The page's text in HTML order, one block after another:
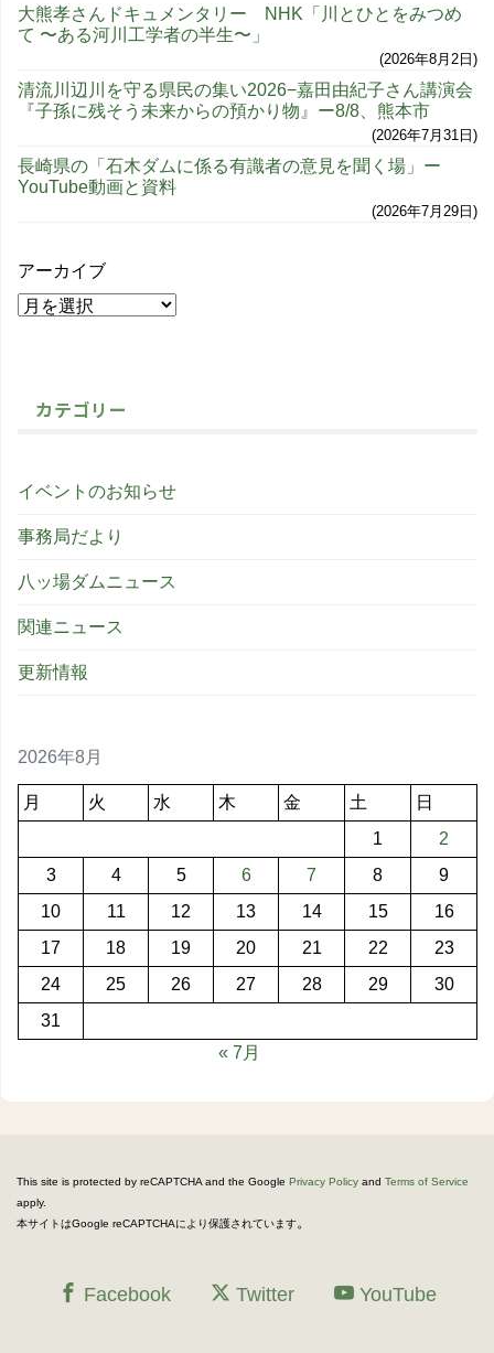
大熊孝さんドキュメンタリー NHK「川とひとをみつめ
て 〜ある河川工学者の半生〜」
2026年8月2日
清流川辺川を守る県民の集い2026−嘉田由紀子さん講演会
『子孫に残そう未来からの預かり物』ー8/8、熊本市
2026年7月31日
長崎県の「石木ダムに係る有識者の意見を聞く場」ー
YouTube動画と資料
2026年7月29日
アーカイブ
カテゴリー
イベントのお知らせ
事務局だより
八ッ場ダムニュース
関連ニュース
更新情報
2026年8月
月 火 水 木 金 土
日
1
2
3
4 5 6 7 8
9
10
11 12 13 14 15
16
17
18 19 20 21 22
23
24
25 26 27 28 29
30
31
« 7月
This site is protected by reCAPTCHA and the Google Privacy Policy and Terms of Service
apply.
本サイトはGoogle reCAPTCHAにより保護されています。
Facebook Twitter YouTube